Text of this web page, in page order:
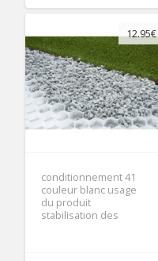
12.95€
conditionnement 41
couleur blanc usage
du produit
stabilisation des